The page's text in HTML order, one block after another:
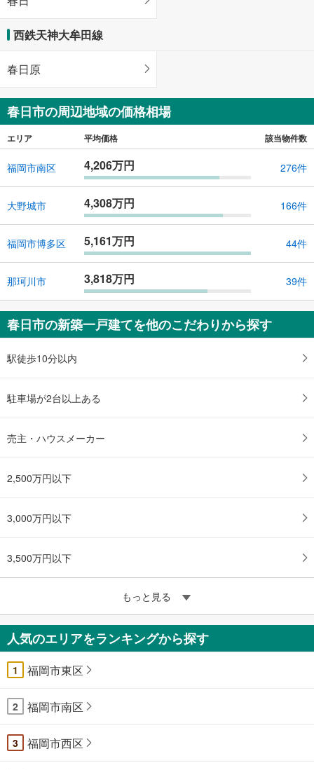
西鉄天神大牟田線
春日原
春日市の周辺地域の価格相場
エリア 平均価格 該当物件数
福岡市南区 4,206万円 276件
大野城市 4,308万円 166件
福岡市博多区 5,161万円 44件
那珂川市 3,818万円 39件
春日市の新築一戸建てを他のこだわりから探す
駅徒歩10分以内
駐車場が2台以上ある
売主・ハウスメーカー
2,500万円以下
3,000万円以下
3,500万円以下
もっと見る
人気のエリアをランキングから探す
1 福岡市東区
2 福岡市南区
3 福岡市西区